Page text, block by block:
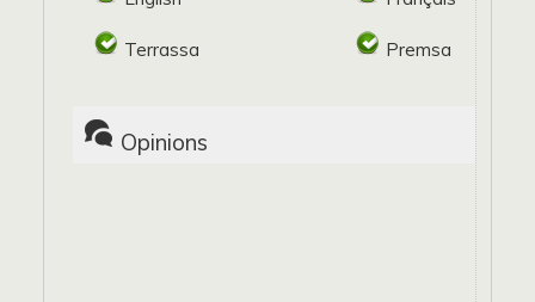
Terrassa Premsa
Opinions